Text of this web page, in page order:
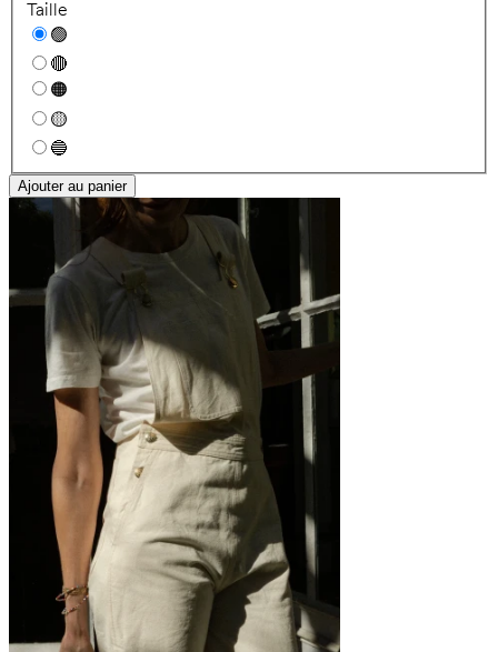
Taille
🟢
🔴
🟠
🟡
🔵
Ajouter au panier